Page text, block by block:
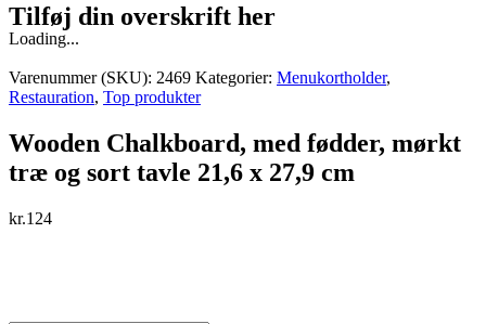
Tilføj din overskrift her
Loading...
Varenummer (SKU): 2469 Kategorier: Menukortholder,
Restauration, Top produkter
Wooden Chalkboard, med fødder, mørkt
træ og sort tavle 21,6 x 27,9 cm
kr.124